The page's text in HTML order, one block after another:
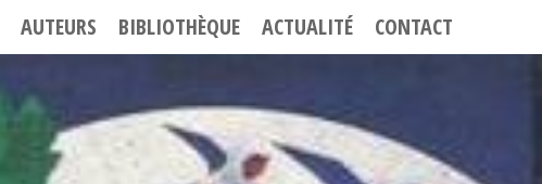
AUTEURS BIBLIOTHÈQUE ACTUALITÉ CONTACT